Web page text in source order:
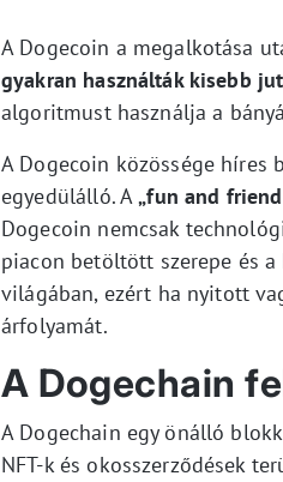
A Dogecoin a megalkotása
gyakran használták kisebb
algoritmust használja a
A Dogecoin közössége híres
egyedülálló. A„fun and
Dogecoin nemcsak
piacon betöltött szerepe és
világában, ezért ha nyitott
árfolyamát.
A Dogechain
A Dogechain egy önálló
NFT-k és okosszerződések